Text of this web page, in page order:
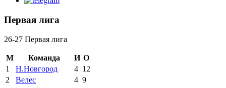
Первая лига
26-27 Первая лига
М Команда И О
1
Н.Новгород 4 12
2
Велес 4 9